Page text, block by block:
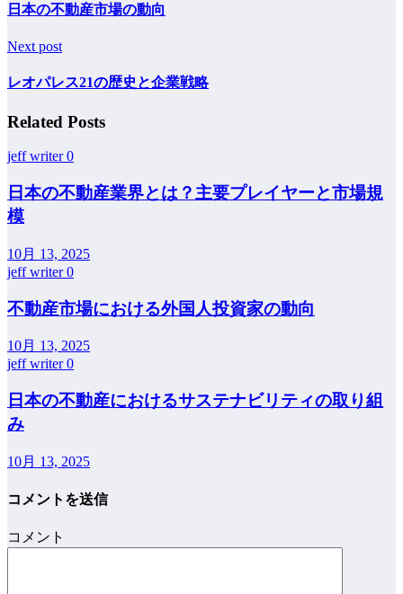
日本の不動産市場の動向
Next post
レオパレス21の歴史と企業戦略
Related Posts
jeff writer0
日本の不動産業界とは？主要プレイヤーと市場規
模
10月 13, 2025
jeff writer0
不動産市場における外国人投資家の動向
10月 13, 2025
jeff writer0
日本の不動産におけるサステナビリティの取り組
み
10月 13, 2025
コメントを送信
コメント